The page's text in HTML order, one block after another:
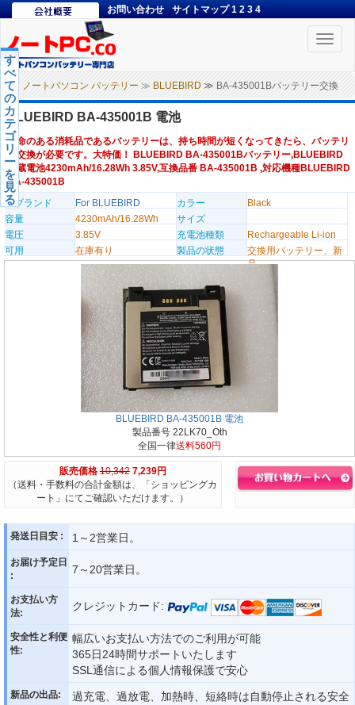
お問い合わせ サイトマップ 1 2 3 4
Toggle
ノートパソコン バッテリー ≫ BLUEBIRD ≫ BA-435001Bバッテリー交換
す
べ
て
の
カ
テ
ゴ
リ
ー
を
見
る
BLUEBIRD BA-435001B 電池
寿命のある消耗品であるバッテリーは、持ち時間が短くなってきたら、バッテリ
ー交換が必要です。大特価！ BLUEBIRD BA-435001Bバッテリー,BLUEBIRD
内蔵電池4230mAh/16.28Wh 3.85V,互換品番 BA-435001B ,対応機種BLUEBIRD
BA-435001B
のブランド
For BLUEBIRD カラー
Black
容量
4230mAh/16.28Wh
サイズ
電圧
3.85V 充電池種類
Rechargeable Li-ion
可用
在庫有り 製品の状態
交換用バッテリー、新
品
BLUEBIRD BA-435001B 電池
製品番号 22LK70_Oth
全国一律送料560円
販売価格 10,342 7,239円
（送料・手数料の合計金額は、「ショッピングカ
ート」にてご確認いただけます。）
発送日目安 : 1～2営業日。
お届け予定日
:
7～20営業日。
お支払い方
法:
クレジットカード:
安全性と利便
性:
幅広いお支払い方法でのご利用が可能
365日24時間サポートいたします
SSL通信による個人情報保護で安心
新品の出品:
過充電、過放電、加熱時、短絡時は自動停止される安全